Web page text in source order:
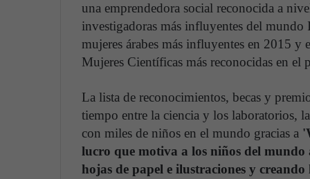
una emprendedora social reconocida a
investigadoras más influyentes del
mujeres árabes más influyentes en 2015 y
Mujeres Científicas más reconocidas en el
La lista de reconocimientos, becas y
tiempo entre la ciencia y los laboratorios,
con miles de niños en el mundo gracias a
lucro que motiva a los niños del mundo
hojas de papel e ilustraciones y creando